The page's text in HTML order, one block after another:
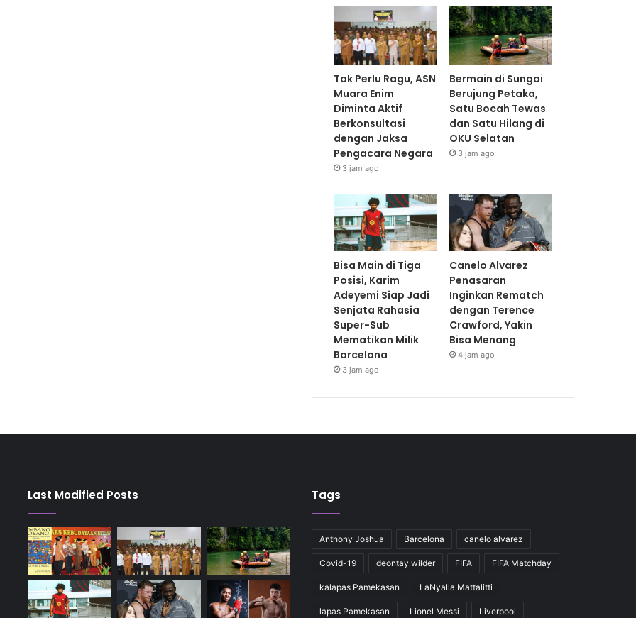
Tak Perlu Ragu, ASN
Muara Enim
Diminta Aktif
Berkonsultasi
dengan Jaksa
Pengacara Negara
3 jam ago
Bermain di Sungai
Berujung Petaka,
Satu Bocah Tewas
dan Satu Hilang di
OKU Selatan
3 jam ago
Bisa Main di Tiga
Posisi, Karim
Adeyemi Siap Jadi
Senjata Rahasia
Super-Sub
Mematikan Milik
Barcelona
3 jam ago
Canelo Alvarez
Penasaran
Inginkan Rematch
dengan Terence
Crawford, Yakin
Bisa Menang
4 jam ago
Last Modified Posts Tags
Anthony Joshua Barcelona canelo alvarez
Covid-19 deontay wilder FIFA FIFA Matchday
kalapas Pamekasan LaNyalla Mattalitti
lapas Pamekasan Lionel Messi Liverpool